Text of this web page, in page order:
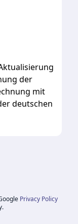
der
mit
deutschen
Privacy Policy